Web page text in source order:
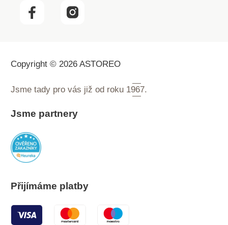
Copyright © 2026 ASTOREO
Jsme tady pro vás již od roku 1967.
Jsme partnery
Přijímáme platby